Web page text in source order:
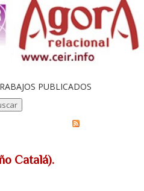
PUBLICADOS
Catalá).